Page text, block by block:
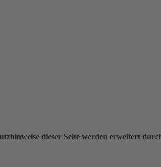
dieser Seite werden erweitert